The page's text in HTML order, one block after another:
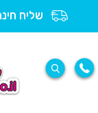
שליח